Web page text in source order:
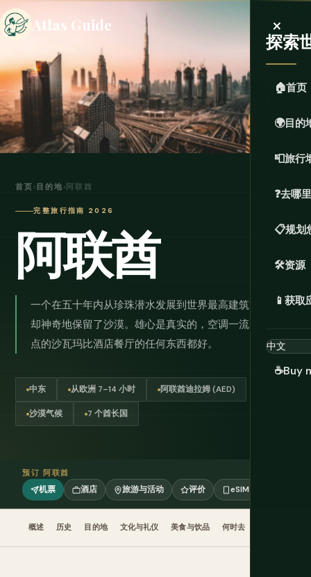
Atlas Guide ×
探索
🏠首页
🌍目的
📮旅行
❓去哪
📋规划
🛠️资源
📱 获取
☕Buy
首页 › 目的地 › 阿联酋
完整旅行指南 2026
阿联酋
一个在五十年内从珍珠潜水发展到世界最高建筑的国家，
却神奇地保留了沙漠。雄心是真实的，空调一流，凌晨 1
点的沙瓦玛比酒店餐厅的任何东西都好。
中东 从欧洲 7–14 小时 阿联酋迪拉姆 (AED)
沙漠气候 7 个酋长国
预订 阿联酋
机票 酒店 旅游与活动 评价 eSIM
概述 历史 目的地 文化与礼仪 美食与饮品 何时去